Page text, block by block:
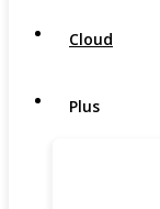
Cloud
Plus